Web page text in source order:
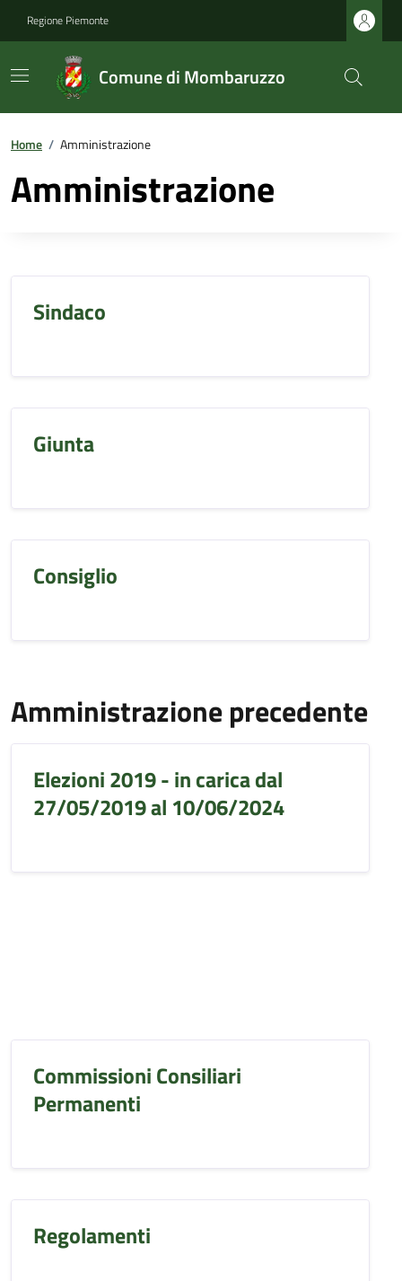
Regione Piemonte
Comune di Mombaruzzo
Home / Amministrazione
Amministrazione
Sindaco
Giunta
Consiglio
Amministrazione precedente
Elezioni 2019 - in carica dal
27/05/2019 al 10/06/2024
Commissioni Consiliari
Permanenti
Regolamenti